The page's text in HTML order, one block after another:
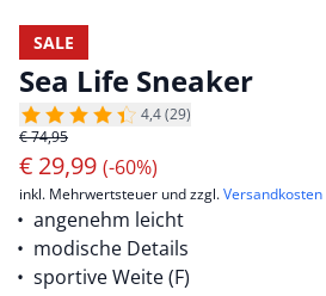
SALE
Sea Life Sneaker
4,4 (29)
€ 74,95
€ 29,99 (-60%)
inkl. Mehrwertsteuer und zzgl.Versandkosten
angenehm leicht
modische Details
sportive Weite (F)